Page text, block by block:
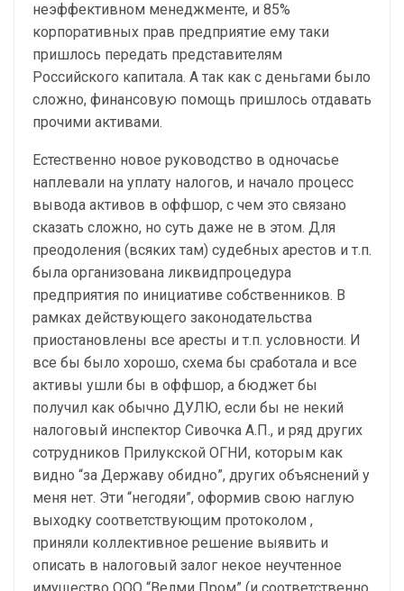
неэффективном менеджменте, и 85%
корпоративных прав предприятие ему таки
пришлось передать представителям
Российского капитала. А так как с деньгами было
сложно, финансовую помощь пришлось отдавать
прочими активами.
Естественно новое руководство в одночасье
наплевали на уплату налогов, и начало процесс
вывода активов в оффшор, с чем это связано
сказать сложно, но суть даже не в этом. Для
преодоления (всяких там) судебных арестов и т.п.
была организована ликвидпроцедура
предприятия по инициативе собственников. В
рамках действующего законодательства
приостановлены все аресты и т.п. условности. И
все бы было хорошо, схема бы сработала и все
активы ушли бы в оффшор, а бюджет бы
получил как обычно ДУЛЮ, если бы не некий
налоговый инспектор Сивочка А.П., и ряд других
сотрудников Прилукской ОГНИ, которым как
видно “за Державу обидно”, других объяснений у
меня нет. Эти “негодяи”, оформив свою наглую
выходку соответствующим протоколом ,
приняли коллективное решение выявить и
описать в налоговый залог некое неучтенное